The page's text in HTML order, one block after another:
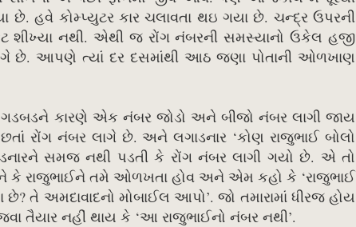
હવે કોમ્પ્યુટર કાર ચલાવતા થઇ ગયા છે. ચન્દ્ર ઉપરની
નથી. એથી જ રોંગ નંબરની સમસ્યાનો ઉકેલ હજી
છે. આપણે ત્યાં દર દસમાંથી આઠ જણા પોતાની ઓળખાણ
કારણે એક નંબર જોડો અને બીજો નંબર લાગી જાય
રોંગ નંબર લાગે છે. અને લગાડનાર ‘કોણ રાજુભાઈ બોલો
સમજ નથી પડતી કે રોંગ નંબર લાગી ગયો છે. એ તો
કે રાજુભાઈને તમે ઓળખતા હોવ અને એમ કહો કે ‘રાજુભાઈ
છે? તે અમદાવાદનો મોબાઈલ આપો’. જો તમારામાં ધીરજ હોય
તૈયાર નહીં થાય કે ‘આ રાજુભાઈનો નંબર નથી’.